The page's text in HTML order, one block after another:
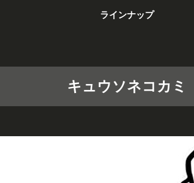
ラインナップ
キュウソネコカミ